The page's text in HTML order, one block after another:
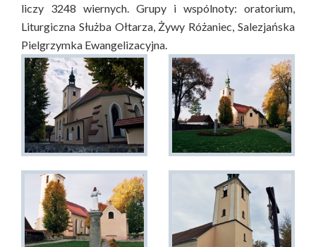
liczy 3248 wiernych. Grupy i wspólnoty: oratorium,
Liturgiczna Służba Ołtarza, Żywy Różaniec, Salezjańska
Pielgrzymka Ewangelizacyjna.